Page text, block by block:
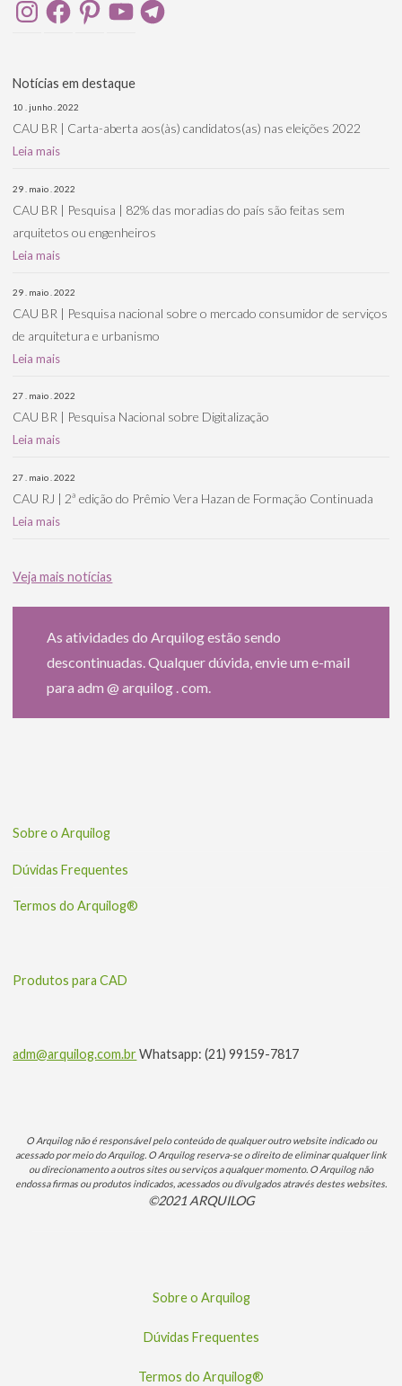
Notícias em destaque
10 . junho . 2022
CAU BR | Carta-aberta aos(às) candidatos(as) nas eleições 2022
Leia mais
29 . maio . 2022
CAU BR | Pesquisa | 82% das moradias do país são feitas sem
arquitetos ou engenheiros
Leia mais
29 . maio . 2022
CAU BR | Pesquisa nacional sobre o mercado consumidor de serviços
de arquitetura e urbanismo
Leia mais
27 . maio . 2022
CAU BR | Pesquisa Nacional sobre Digitalização
Leia mais
27 . maio . 2022
CAU RJ | 2ª edição do Prêmio Vera Hazan de Formação Continuada
Leia mais
Veja mais notícias
As atividades do Arquilog estão sendo
descontinuadas. Qualquer dúvida, envie um e-mail
para adm @ arquilog . com.
Sobre o Arquilog
Dúvidas Frequentes
Termos do Arquilog®
Produtos para CAD
adm@arquilog.com.brWhatsapp: (21) 99159-7817
O Arquilog não é responsável pelo conteúdo de qualquer outro website indicado ou
acessado por meio do Arquilog. O Arquilog reserva-se o direito de eliminar qualquer link
ou direcionamento a outros sites ou serviços a qualquer momento. O Arquilog não
endossa firmas ou produtos indicados, acessados ou divulgados através destes websites.
©2021 ARQUILOG
Sobre o Arquilog
Dúvidas Frequentes
Termos do Arquilog®